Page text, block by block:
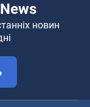
новин